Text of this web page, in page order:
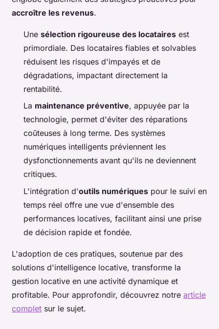
accroître les revenus.
Une sélection rigoureuse des locataires est
primordiale. Des locataires fiables et solvables
réduisent les risques d'impayés et de
dégradations, impactant directement la
rentabilité.
La maintenance préventive, appuyée par la
technologie, permet d'éviter des réparations
coûteuses à long terme. Des systèmes
numériques intelligents préviennent les
dysfonctionnements avant qu'ils ne deviennent
critiques.
L'intégration d'outils numériques pour le suivi en
temps réel offre une vue d'ensemble des
performances locatives, facilitant ainsi une prise
de décision rapide et fondée.
L'adoption de ces pratiques, soutenue par des
solutions d'intelligence locative, transforme la
gestion locative en une activité dynamique et
profitable. Pour approfondir, découvrez notre article
complet sur le sujet.